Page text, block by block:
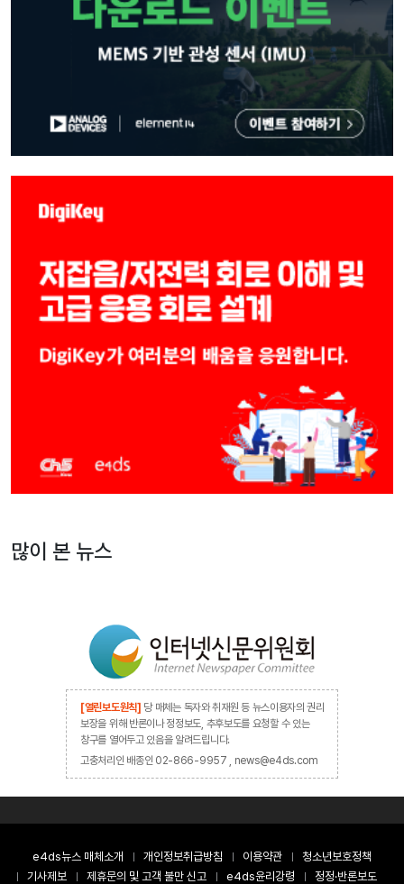
많이 본 뉴스
[열린보도원칙] 당 매체는 독자와 취재원 등 뉴스이용자의 권리
보장을 위해 반론이나 정정보도, 추후보도를 요청할 수 있는
창구를 열어두고 있음을 알려드립니다.
고충처리인 배종인 02-866-9957 , news@e4ds.com
e4ds뉴스 매체소개 개인정보취급방침 이용약관
청소년보호정책
기사제보
제휴문의 및 고객 불만 신고 e4ds윤리강령 정정·반론보도